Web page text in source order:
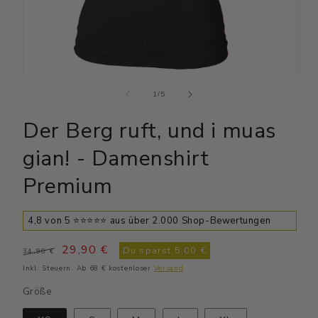
öffnen
1/von
5
Der Berg ruft, und i muas
gian! - Damenshirt
Premium
4,8 von 5 ⭐⭐⭐⭐⭐ aus über 2.000 Shop-Bewertungen
Normaler
Preis
34,90 €
Verkaufspreis
29,90 € Du sparst 5,00 €
Inkl. Steuern. Ab 68 € kostenloser Versand
Größe